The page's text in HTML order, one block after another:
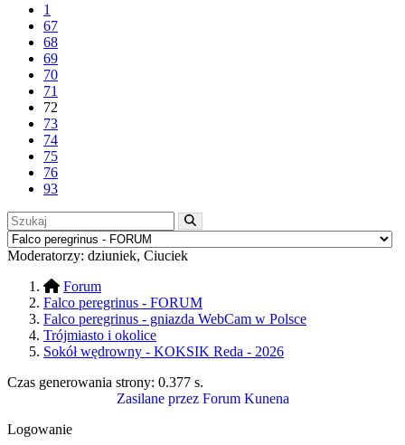
1
67
68
69
70
71
72
73
74
75
76
93
Moderatorzy: dziuniek, Ciuciek
Forum
Falco peregrinus - FORUM
Falco peregrinus - gniazda WebCam w Polsce
Trójmiasto i okolice
Sokół wędrowny - KOKSIK Reda - 2026
Czas generowania strony: 0.377 s.
Zasilane przez Forum Kunena
Logowanie